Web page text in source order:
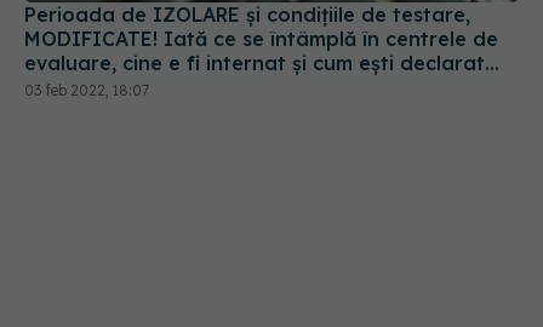
Perioada de IZOLARE și condițiile de testare,
MODIFICATE! Iată ce se întâmplă în centrele de
evaluare, cine e fi internat și cum ești declarat
vindecat. REGULI NOI
03 feb 2022, 18:07